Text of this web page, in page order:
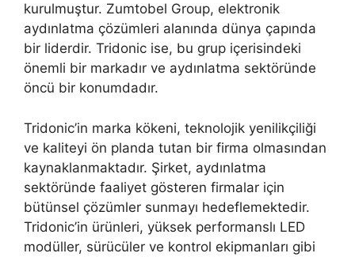
kurulmuştur. Zumtobel Group, elektronik
aydınlatma çözümleri alanında dünya çapında
bir liderdir. Tridonic ise, bu grup içerisindeki
önemli bir markadır ve aydınlatma sektöründe
öncü bir konumdadır.
Tridonic’in marka kökeni, teknolojik yenilikçiliği
ve kaliteyi ön planda tutan bir firma olmasından
kaynaklanmaktadır. Şirket, aydınlatma
sektöründe faaliyet gösteren firmalar için
bütünsel çözümler sunmayı hedeflemektedir.
Tridonic’in ürünleri, yüksek performanslı LED
modüller, sürücüler ve kontrol ekipmanları gibi